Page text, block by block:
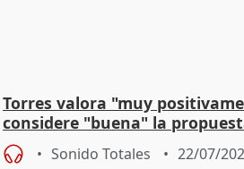
Torres valora "muy
considere "buena" la
Sonido Totales 22/07/